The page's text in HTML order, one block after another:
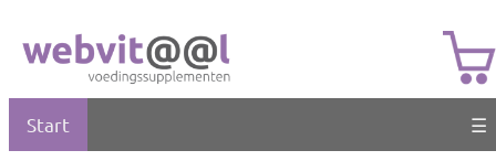
Start ☰